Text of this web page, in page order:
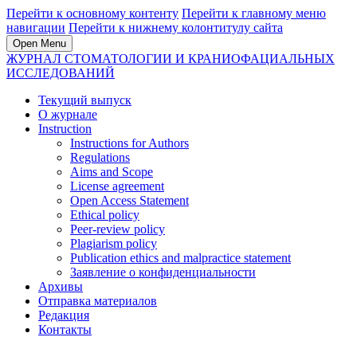
Перейти к основному контенту Перейти к главному меню
навигации Перейти к нижнему колонтитулу сайта
Open Menu
ЖУРНАЛ СТОМАТОЛОГИИ И КРАНИОФАЦИАЛЬНЫХ
ИССЛЕДОВАНИЙ
Текущий выпуск
О журнале
Instruction
Instructions for Authors
Regulations
Aims and Scope
License agreement
Open Access Statement
Ethical policy
Peer-review policy
Plagiarism policy
Publication ethics and malpractice statement
Заявление о конфиденциальности
Архивы
Отправка материалов
Редакция
Контакты